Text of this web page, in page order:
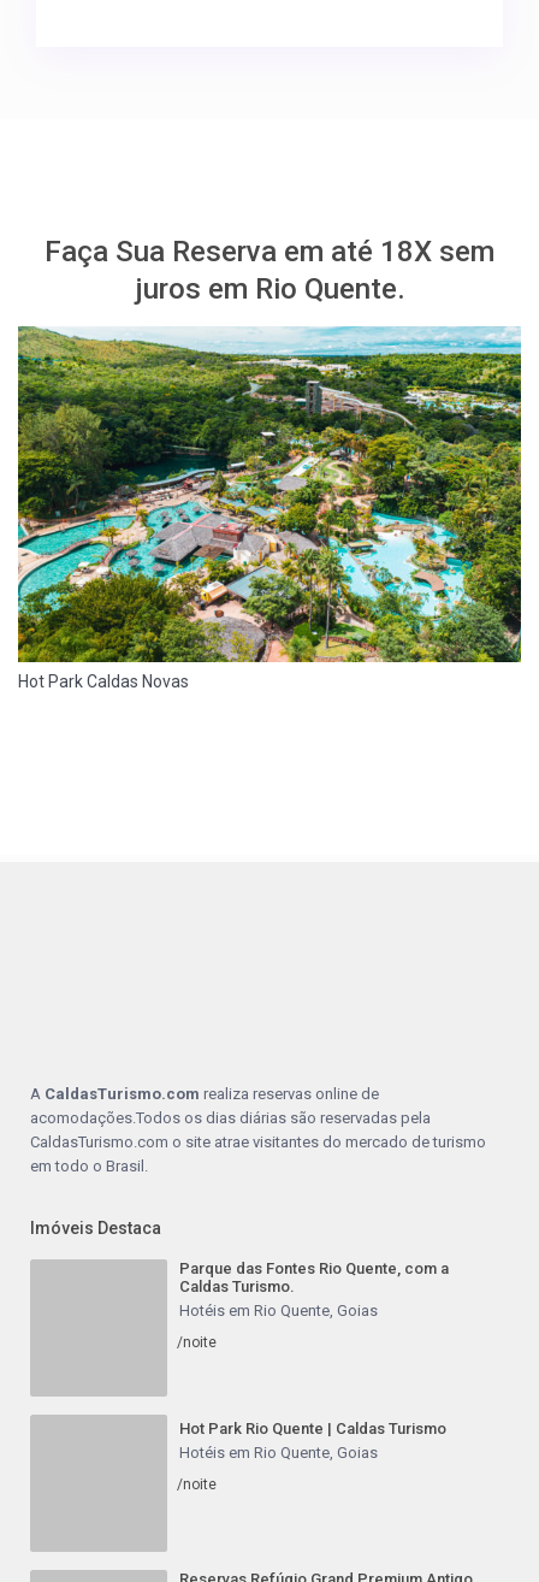
Faça Sua Reserva em até 18X sem
juros em Rio Quente.
Hot Park Caldas Novas
A CaldasTurismo.com realiza reservas online de
acomodações.Todos os dias diárias são reservadas pela
CaldasTurismo.com o site atrae visitantes do mercado de turismo
em todo o Brasil.
Imóveis Destaca
Parque das Fontes Rio Quente, com a
Caldas Turismo.
Hotéis em Rio Quente, Goias
/noite
Hot Park Rio Quente | Caldas Turismo
Hotéis em Rio Quente, Goias
/noite